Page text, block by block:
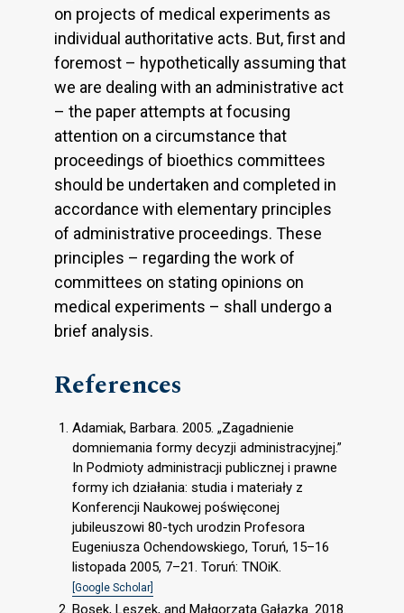
on projects of medical experiments as
individual authoritative acts. But, first and
foremost – hypothetically assuming that
we are dealing with an administrative act
– the paper attempts at focusing
attention on a circumstance that
proceedings of bioethics committees
should be undertaken and completed in
accordance with elementary principles
of administrative proceedings. These
principles – regarding the work of
committees on stating opinions on
medical experiments – shall undergo a
brief analysis.
References
Adamiak, Barbara. 2005. „Zagadnienie
domniemania formy decyzji administracyjnej.”
In Podmioty administracji publicznej i prawne
formy ich działania: studia i materiały z
Konferencji Naukowej poświęconej
jubileuszowi 80-tych urodzin Profesora
Eugeniusza Ochendowskiego, Toruń, 15–16
listopada 2005, 7–21. Toruń: TNOiK.
[Google Scholar]
Bosek, Leszek, and Małgorzata Gałązka. 2018.